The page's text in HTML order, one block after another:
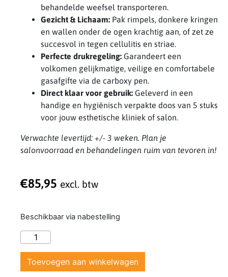
behandelde weefsel transporteren.
Gezicht & Lichaam: Pak rimpels, donkere kringen
en wallen onder de ogen krachtig aan, of zet ze
succesvol in tegen cellulitis en striae.
Perfecte drukregeling: Garandeert een
volkomen gelijkmatige, veilige en comfortabele
gasafgifte via de carboxy pen.
Direct klaar voor gebruik: Geleverd in een
handige en hygiënisch verpakte doos van 5 stuks
voor jouw esthetische kliniek of salon.
Verwachte levertijd: +/- 3 weken. Plan je
salonvoorraad en behandelingen ruim van tevoren in!
€85,95 excl. btw
Beschikbaar via nabestelling
Toevoegen aan winkelwagen